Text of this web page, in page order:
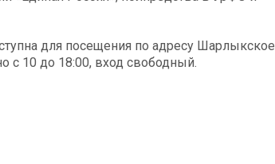
для посещения по адресу Шарлыкское
с 10 до 18:00, вход свободный.